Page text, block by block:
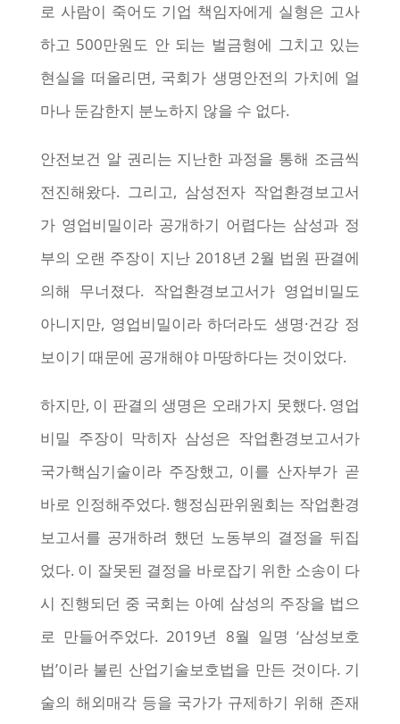
로 사람이 죽어도 기업 책임자에게 실형은 고사
하고 500만원도 안 되는 벌금형에 그치고 있는
현실을 떠올리면, 국회가 생명안전의 가치에 얼
마나 둔감한지 분노하지 않을 수 없다.
안전보건 알 권리는 지난한 과정을 통해 조금씩
전진해왔다. 그리고, 삼성전자 작업환경보고서
가 영업비밀이라 공개하기 어렵다는 삼성과 정
부의 오랜 주장이 지난 2018년 2월 법원 판결에
의해 무너졌다. 작업환경보고서가 영업비밀도
아니지만, 영업비밀이라 하더라도 생명·건강 정
보이기 때문에 공개해야 마땅하다는 것이었다.
하지만, 이 판결의 생명은 오래가지 못했다. 영업
비밀 주장이 막히자 삼성은 작업환경보고서가
국가핵심기술이라 주장했고, 이를 산자부가 곧
바로 인정해주었다. 행정심판위원회는 작업환경
보고서를 공개하려 했던 노동부의 결정을 뒤집
었다. 이 잘못된 결정을 바로잡기 위한 소송이 다
시 진행되던 중 국회는 아예 삼성의 주장을 법으
로 만들어주었다. 2019년 8월 일명 ‘삼성보호
법’이라 불린 산업기술보호법을 만든 것이다. 기
술의 해외매각 등을 국가가 규제하기 위해 존재